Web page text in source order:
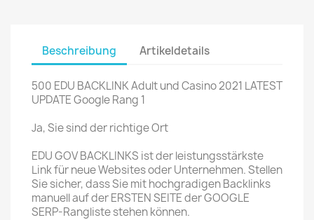
Beschreibung Artikeldetails
500 EDU BACKLINK Adult und Casino 2021 LATEST
UPDATE Google Rang 1
Ja, Sie sind der richtige Ort
EDU GOV BACKLINKS ist der leistungsstärkste
Link für neue Websites oder Unternehmen. Stellen
Sie sicher, dass Sie mit hochgradigen Backlinks
manuell auf der ERSTEN SEITE der GOOGLE
SERP-Rangliste stehen können.